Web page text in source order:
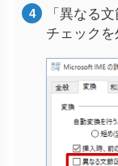
「異なる
チェックを